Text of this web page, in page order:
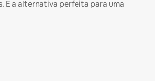
É a alternativa perfeita para uma